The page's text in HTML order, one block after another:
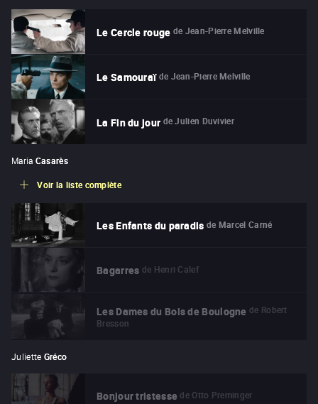
Le Cercle rouge de Jean-Pierre Melville
Le Samouraï de Jean-Pierre Melville
La Fin du jour de Julien Duvivier
Maria Casarès
Voir la liste complète
Les Enfants du paradis de Marcel Carné
Bagarres de Henri Calef
Les Dames du Bois de Boulogne de Robert
Bresson
Juliette Gréco
Bonjour tristesse de Otto Preminger